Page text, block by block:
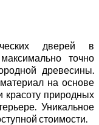
дверей в
точно
древесины.
на основе
красоту природных
Уникальное
стоимости.